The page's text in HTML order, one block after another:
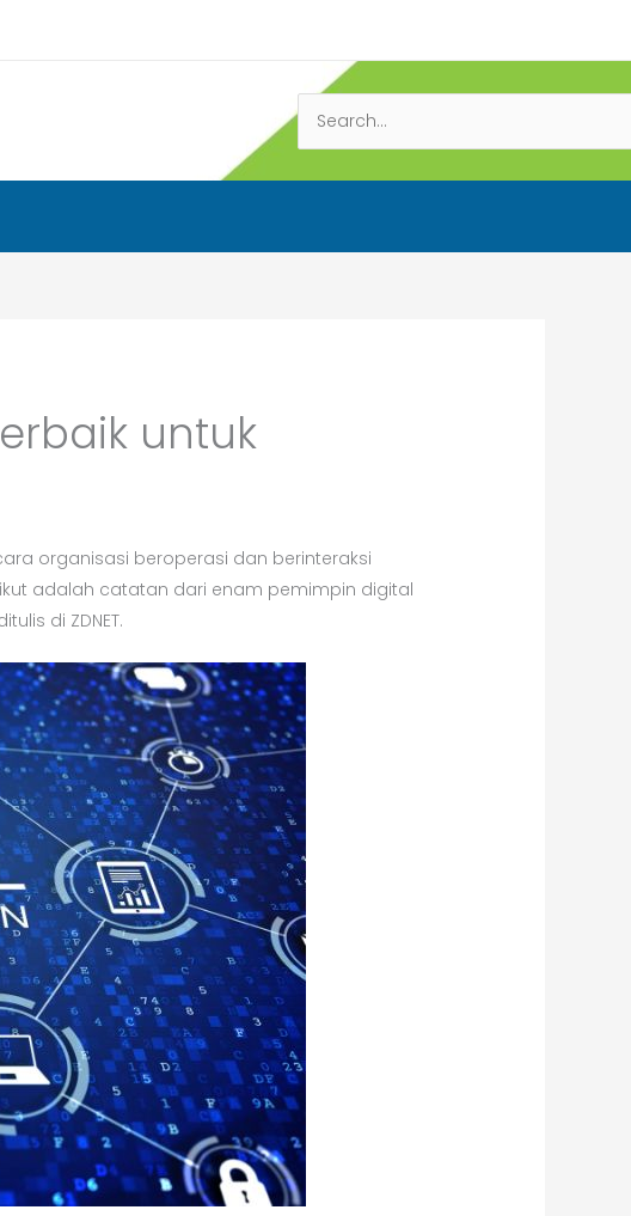
Search
for:
untuk
organisasi beroperasi dan berinteraksi
adalah catatan dari enam pemimpin digital
di ZDNET.